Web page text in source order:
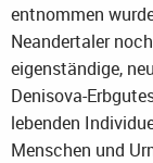
entnommen
Neandertaler
eigenständige,
Denisova-
lebenden
Menschen und